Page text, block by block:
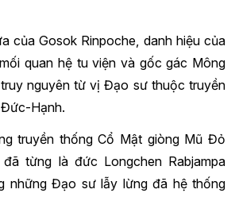
của Gosok Rinpoche, danh hiệu của
quan hệ tu viện và gốc gác Mông
nguyên từ vị Đạo sư thuộc truyền
Hạnh.
truyền thống Cổ Mật giòng Mũ Đỏ
đã từng là đức Longchen Rabjampa
những Đạo sư lẫy lừng đã hệ thống